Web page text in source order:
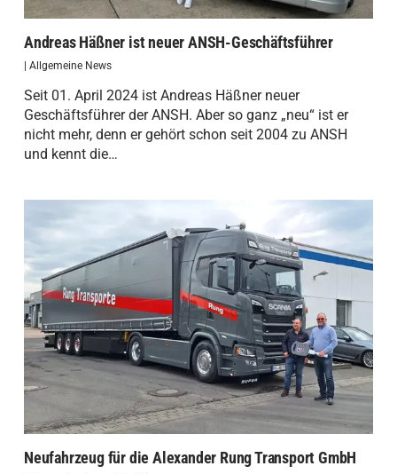
Andreas Häßner ist neuer ANSH-Geschäftsführer
| Allgemeine News
Seit 01. April 2024 ist Andreas Häßner neuer
Geschäftsführer der ANSH. Aber so ganz „neu“ ist er
nicht mehr, denn er gehört schon seit 2004 zu ANSH
und kennt die…
Neufahrzeug für die Alexander Rung Transport GmbH